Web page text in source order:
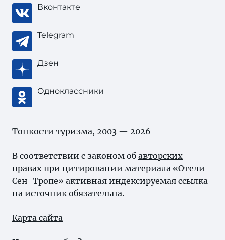
Вконтакте
Telegram
Дзен
Одноклассники
Тонкости туризма, 2003 — 2026
В соответствии с законом об авторских
правах при цитировании материала «Отели
Сен-Тропе» активная индексируемая ссылка
на источник обязательна.
Карта сайта